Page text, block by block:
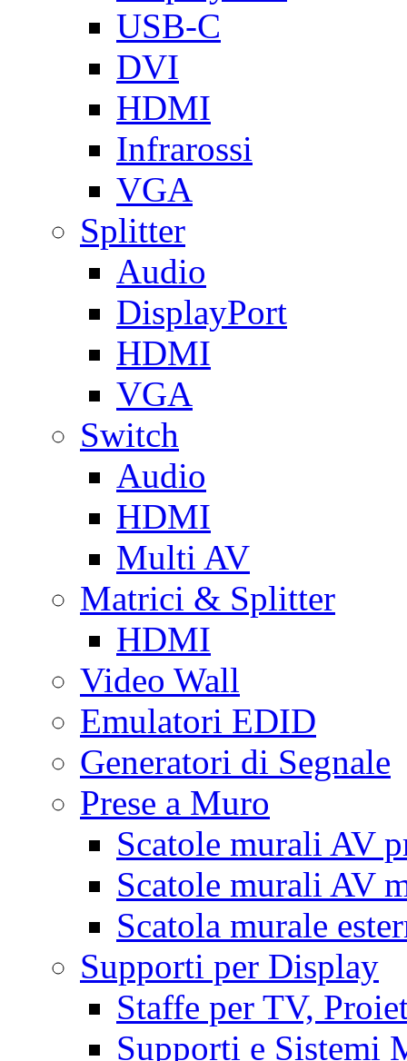
USB-C
DVI
HDMI
Infrarossi
VGA
Splitter
Audio
DisplayPort
HDMI
VGA
Switch
Audio
HDMI
Multi AV
Matrici & Splitter
HDMI
Video Wall
Emulatori EDID
Generatori di Segnale
Prese a Muro
Scatole murali AV
Scatole murali AV
Scatola murale
Supporti per Display
Staffe per TV,
Supporti e Sistemi